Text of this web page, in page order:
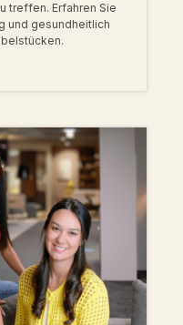
treffen. Erfahren Sie
und gesundheitlich